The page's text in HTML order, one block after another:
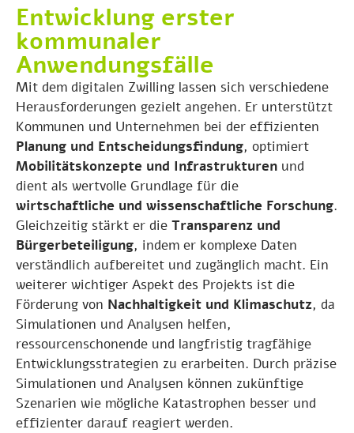
Entwicklung erster
kommunaler
Anwendungsfälle
Mit dem digitalen Zwilling lassen sich verschiedene
Herausforderungen gezielt angehen. Er unterstützt
Kommunen und Unternehmen bei der effizienten
Planung und Entscheidungsfindung, optimiert
Mobilitätskonzepte und Infrastrukturen und
dient als wertvolle Grundlage für die
wirtschaftliche und wissenschaftliche Forschung.
Gleichzeitig stärkt er die Transparenz und
Bürgerbeteiligung, indem er komplexe Daten
verständlich aufbereitet und zugänglich macht. Ein
weiterer wichtiger Aspekt des Projekts ist die
Förderung von Nachhaltigkeit und Klimaschutz, da
Simulationen und Analysen helfen,
ressourcenschonende und langfristig tragfähige
Entwicklungsstrategien zu erarbeiten. Durch präzise
Simulationen und Analysen können zukünftige
Szenarien wie mögliche Katastrophen besser und
effizienter darauf reagiert werden.